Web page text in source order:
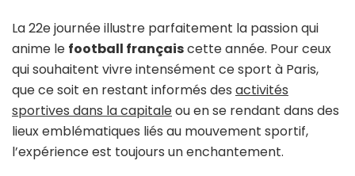
La 22e journée illustre parfaitement la passion qui
anime le football françaiscette année. Pour ceux
qui souhaitent vivre intensément ce sport à Paris,
que ce soit en restant informés des activités
sportives dans la capitaleou en se rendant dans des
lieux emblématiques liés au mouvement sportif,
l’expérience est toujours un enchantement.